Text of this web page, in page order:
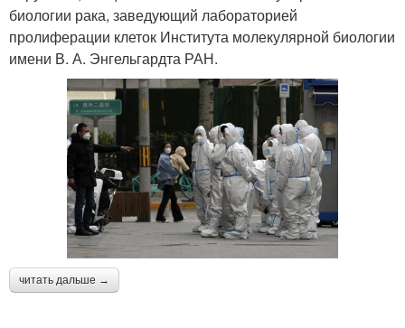
биологии рака, заведующий лабораторией
пролиферации клеток Института молекулярной биологии
имени В. А. Энгельгардта РАН.
читать дальше →